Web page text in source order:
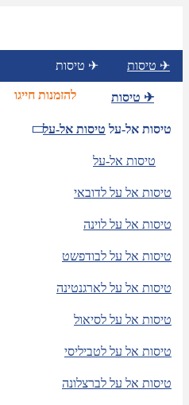
להזמנות חייגו
טיסות ✈ טיסות ✈
טיסות ✈
טיסות אל-על טיסות אל-על
טיסות אל-על
טיסות אל על לדובאי
טיסות אל על לוינה
טיסות אל על לבודפשט
טיסות אל על לארגנטינה
טיסות אל על לסיאול
טיסות אל על לטביליסי
טיסות אל על לברצלונה